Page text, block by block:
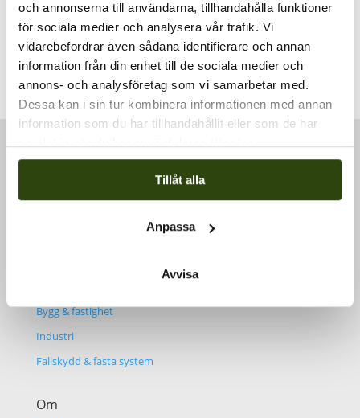
och annonserna till användarna, tillhandahålla funktioner
för sociala medier och analysera vår trafik. Vi
vidarebefordrar även sådana identifierare och annan
information från din enhet till de sociala medier och
annons- och analysföretag som vi samarbetar med.
Dessa kan i sin tur kombinera informationen med annan
information som du har tillhandahållit eller som de har
Tillåt alla
Anpassa
Avvisa
Skogås, 142 50 + Google Map
Visa Plats-webbplats
Bygg & fastighet
Industri
Fallskydd & fasta system
Om